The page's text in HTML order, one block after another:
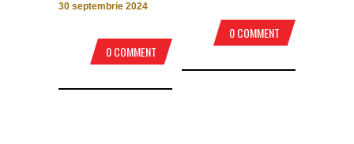
30 septembrie 2024
0 COMMENT
0 COMMENT